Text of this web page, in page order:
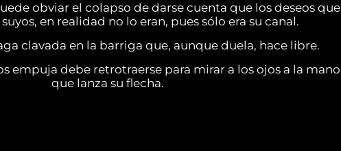
obviar el colapso de darse cuenta que los deseos que
en realidad no lo eran, pues sólo era su canal.
clavada en la barriga que, aunque duela, hace libre.
empuja debe retrotraerse para mirar a los ojos a la mano
que lanza su flecha.